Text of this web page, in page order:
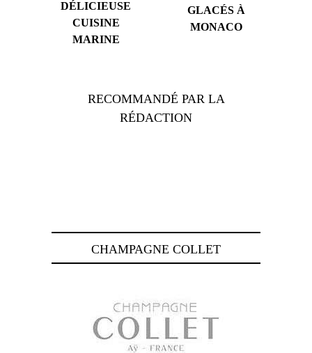
DÉLICIEUSE
CUISINE
MARINE
GLACÉS À
MONACO
RECOMMANDÉ PAR LA
RÉDACTION
CHAMPAGNE COLLET